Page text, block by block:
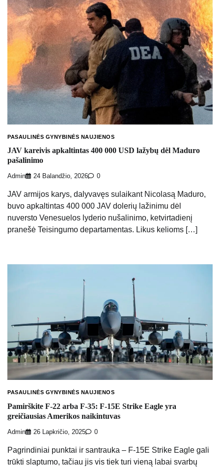
PASAULINĖS GYNYBINĖS NAUJIENOS
JAV kareivis apkaltintas 400 000 USD lažybų dėl Maduro
pašalinimo
Admin 24 Balandžio, 2026 0
JAV armijos karys, dalyvavęs sulaikant Nicolasą Maduro,
buvo apkaltintas 400 000 JAV dolerių lažinimu dėl
nuversto Venesuelos lyderio nušalinimo, ketvirtadienį
pranešė Teisingumo departamentas. Likus kelioms […]
PASAULINĖS GYNYBINĖS NAUJIENOS
Pamirškite F-22 arba F-35: F-15E Strike Eagle yra
greičiausias Amerikos naikintuvas
Admin 26 Lapkričio, 2025 0
Pagrindiniai punktai ir santrauka – F-15E Strike Eagle gali
trūkti slaptumo, tačiau jis vis tiek turi vieną labai svarbų